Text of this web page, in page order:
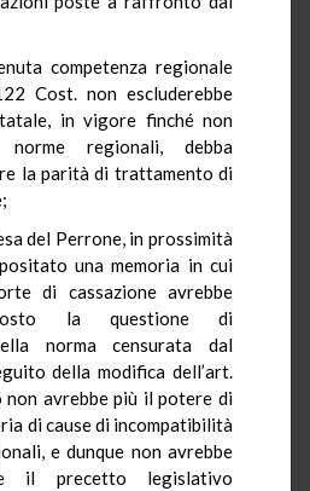
competenza regionale
Cost. non escluderebbe
in vigore finché non
regionali, debba
la parità di trattamento di
del Perrone, in prossimità
una memoria in cui
di cassazione avrebbe
la questione di
norma censurata dal
della modifica dell’art.
non avrebbe più il potere di
di cause di incompatibilità
e dunque non avrebbe
il precetto legislativo